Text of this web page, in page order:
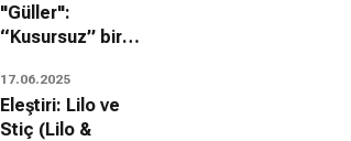
"Güller":
“Kusursuz” bir
misafir olmaya ne
dersiniz?
17.06.2025
Eleştiri: Lilo ve
Stiç (Lilo &